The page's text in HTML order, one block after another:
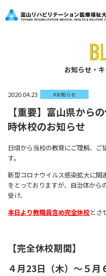
お知らせ・
2020.04.23 #お知らせ
【重要】富山県から
時休校のお知らせ
日頃から当校の教育にご理解、ご
す。
新型コロナウイルス感染拡大に関
をとっておりますが、自治体から
受け、
本日より教職員含め完全休校とさ
【完全休校期間】
４月23日（木）～５月